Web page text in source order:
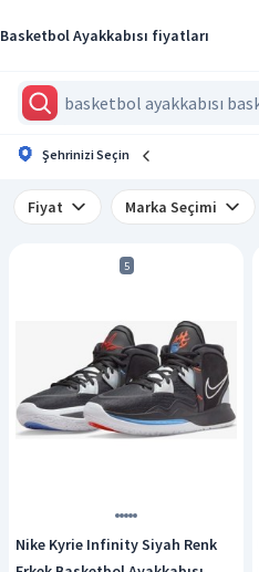
Basketbol Ayakkabısı fiyatları
Şehrinizi Seçin
Fiyat Marka Seçimi
5
Nike Kyrie Infinity Siyah Renk